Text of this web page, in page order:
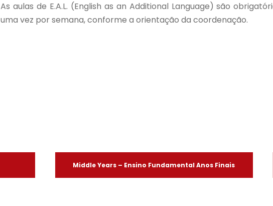
As aulas de E.A.L. (English as an Additional Language) são
uma vez por semana, conforme a orientação da coordenação.
Middle Years – Ensino Fundamental Anos Finais